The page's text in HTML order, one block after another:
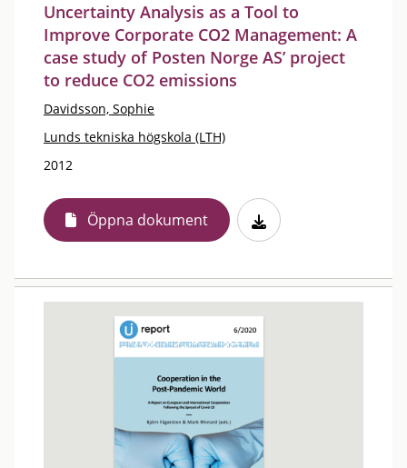
Uncertainty Analysis as a Tool to
Improve Corporate CO2 Management: A
case study of Posten Norge AS’ project
to reduce CO2 emissions
Davidsson, Sophie
Lunds tekniska högskola (LTH)
2012
Öppna dokument